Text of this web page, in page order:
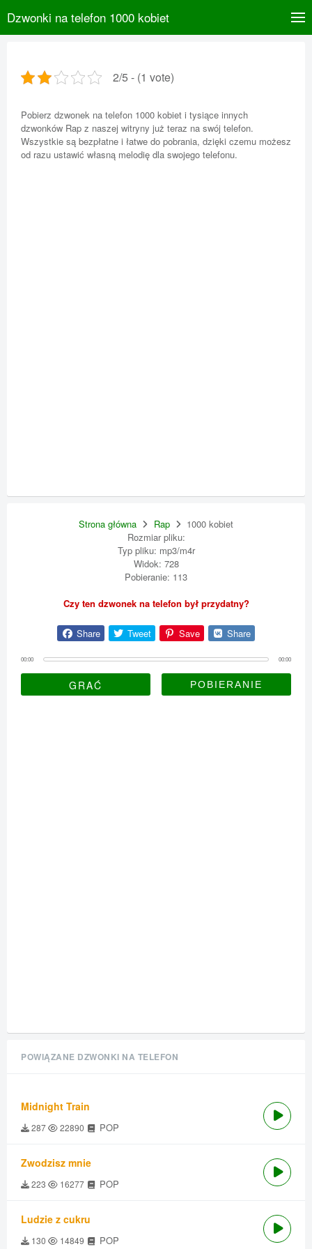
Dzwonki na telefon 1000 kobiet
2/5 - (1 vote)
Pobierz dzwonek na telefon 1000 kobiet i tysiące innych
dzwonków Rap z naszej witryny już teraz na swój telefon.
Wszystkie są bezpłatne i łatwe do pobrania, dzięki czemu możesz
od razu ustawić własną melodię dla swojego telefonu.
Strona główna Rap
1000 kobiet
Rozmiar pliku:
Typ pliku: mp3/m4r
Widok: 728
Pobieranie: 113
Czy ten dzwonek na telefon był przydatny?
Share Tweet Save Share
00:00 00:00
GRAĆ
POWIĄZANE DZWONKI NA TELEFON
Midnight Train
287 22890 POP
Zwodzisz mnie
223 16277 POP
Ludzie z cukru
130 14849 POP